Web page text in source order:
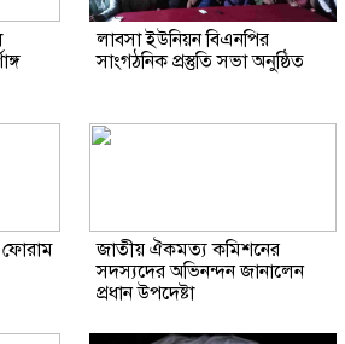
লাবসা ইউনিয়ন বিএনপির
সাংগঠনিক প্রস্তুতি সভা অনুষ্ঠিত
জাতীয় ঐকমত্য কমিশনের
সদস্যদের অভিনন্দন জানালেন
প্রধান উপদেষ্টা